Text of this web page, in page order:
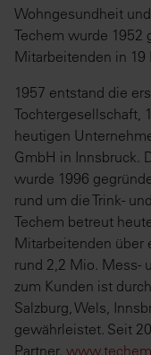
Wohngesundheit
Techem wurde 1952
Mitarbeitenden in 19
1957 entstand die
Tochtergesellschaft,
heutigen
GmbH in Innsbruck.
wurde 1996
rund um die Trink-
Techem betreut
Mitarbeitenden über
rund 2,2 Mio. Mess-
zum Kunden ist
Salzburg, Wels,
gewährleistet. Seit
Partner.